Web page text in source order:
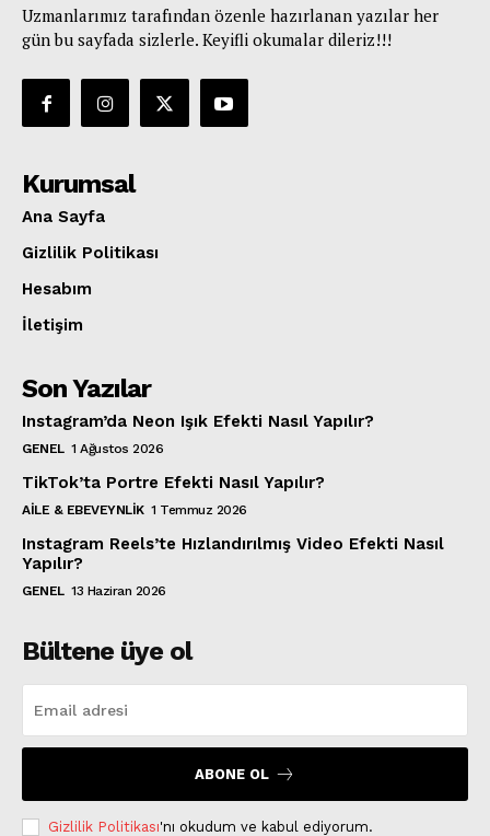
Uzmanlarımız tarafından özenle hazırlanan yazılar her
gün bu sayfada sizlerle. Keyifli okumalar dileriz!!!
Kurumsal
Ana Sayfa
Gizlilik Politikası
Hesabım
İletişim
Son Yazılar
Instagram’da Neon Işık Efekti Nasıl Yapılır?
GENEL 1 Ağustos 2026
TikTok’ta Portre Efekti Nasıl Yapılır?
AILE & EBEVEYNLIK 1 Temmuz 2026
Instagram Reels’te Hızlandırılmış Video Efekti Nasıl
Yapılır?
GENEL 13 Haziran 2026
Bültene üye ol
ABONE OL
Gizlilik Politikası'nı okudum ve kabul ediyorum.